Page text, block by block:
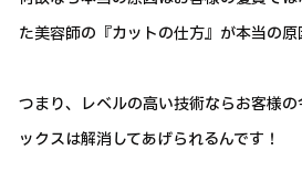
た美容師の『カットの仕方』が本当の原
つまり、レベルの高い技術ならお客様
ックスは解消してあげられるんです！